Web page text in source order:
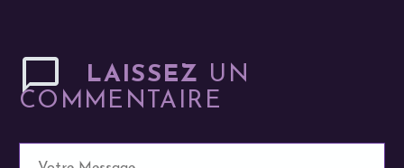
LAISSEZ UN
COMMENTAIRE